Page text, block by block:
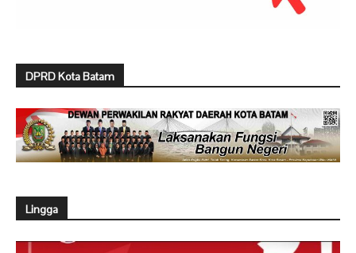
DPRD Kota Batam
Lingga